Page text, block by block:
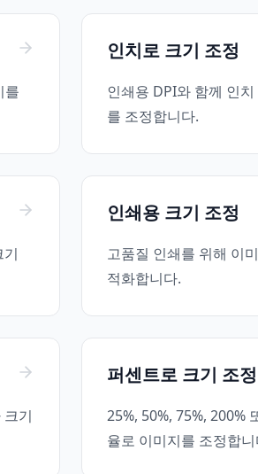
를
인치로 크기 조정
인쇄용 DPI와 함께 인
를 조정합니다.
인쇄용 크기 조정
고품질 인쇄를 위해 이
적화합니다.
기
퍼센트로 크기 조정
25%, 50%, 75%, 200%
율로 이미지를 조정합니